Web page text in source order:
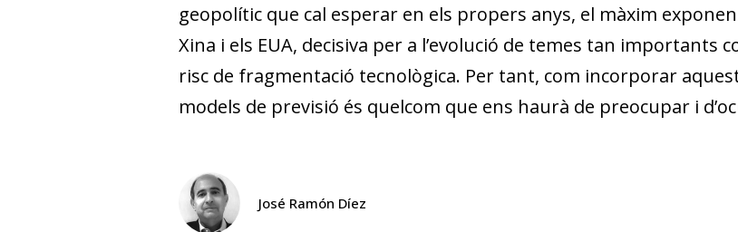
geopolític que cal esperar en els propers anys, el màxim
Xina i els EUA, decisiva per a l’evolució de temes tan importants
risc de fragmentació tecnològica. Per tant, com incorporar
models de previsió és quelcom que ens haurà de preocupar i
José Ramón Díez